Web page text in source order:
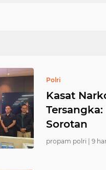
Polri
Kasat
Sorotan
propam polri | 9